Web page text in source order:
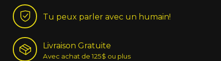
Tu peux parler avec un humain!
Livraison Gratuite
Avec achat de 125$ ou plus